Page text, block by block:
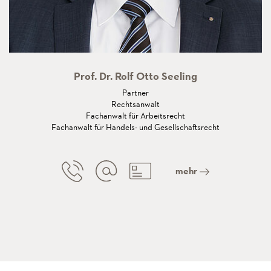
Prof. Dr. Rolf Otto Seeling
Partner
Rechtsanwalt
Fachanwalt für Arbeitsrecht
Fachanwalt für Handels- und Gesellschaftsrecht
mehr